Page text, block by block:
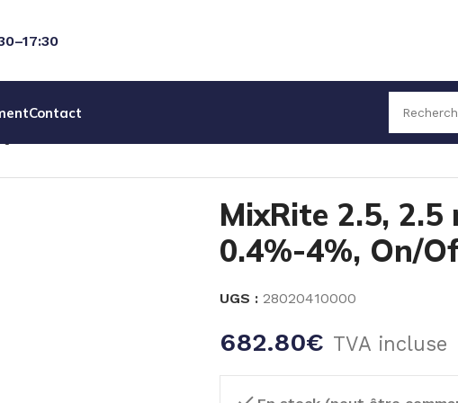
Contact
MixRite 2.5, 2.5 m3/h, 0.4%-4%, On/Off, STD
MixRite 2.5, 2.5
0.4%-4%, On/
UGS : 28020410000
682.80€ TVA incluse